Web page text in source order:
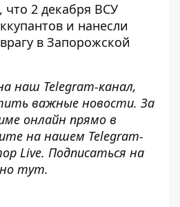
2 декабря ВСУ
и нанесли
в Запорожской
наш Telegram-канал,
важные новости. За
онлайн прямо в
на нашем Telegram-
Live. Подписаться на
тут.